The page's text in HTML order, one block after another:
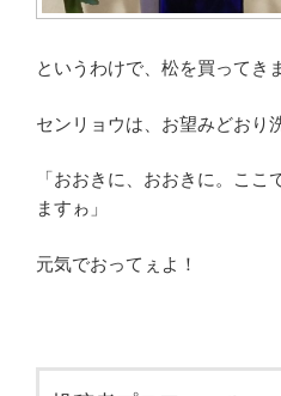
というわけで、松を買ってき
センリョウは、お望みどおり
「おおきに、おおきに。ここ
ますゎ」
元気でおってぇよ！